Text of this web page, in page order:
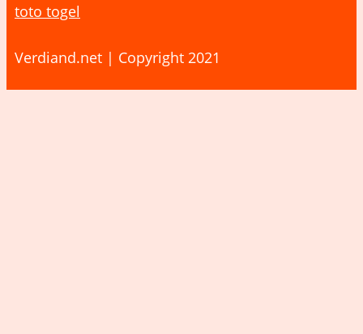
toto togel
Verdiand.net | Copyright 2021